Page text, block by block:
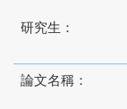
研究生：
論文名稱：